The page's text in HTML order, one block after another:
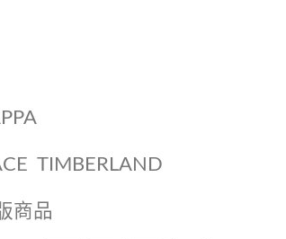
TIMBERLAND
商品